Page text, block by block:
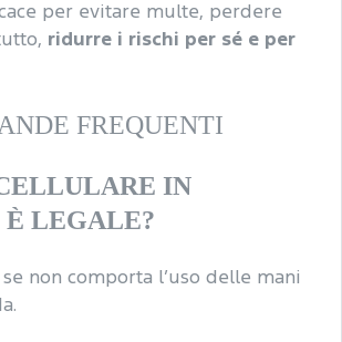
per evitare multe, perdere
ridurre i rischi per sé e per
FREQUENTI
IN
È LEGALE?
non comporta l’uso delle mani